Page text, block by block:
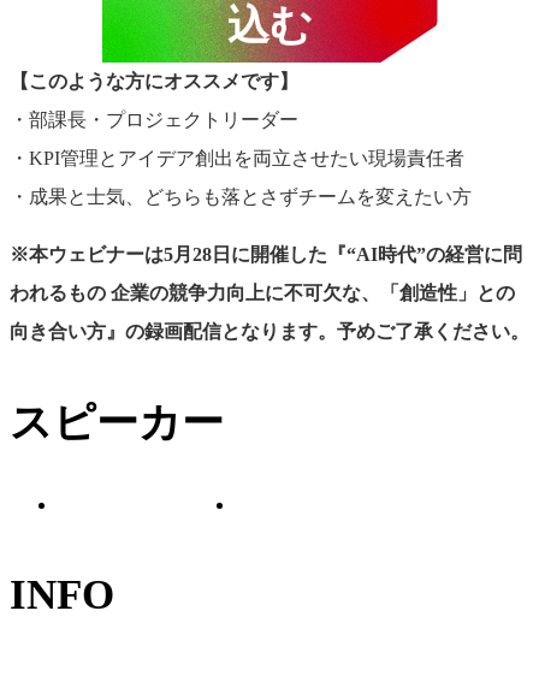
込む
【このような方にオススメです】
・部課長・プロジェクトリーダー
・KPI管理とアイデア創出を両立させたい現場責任者
・成果と士気、どちらも落とさずチームを変えたい方
※本ウェビナーは5月28日に開催した『“AI時代”の経営に問
われるもの 企業の競争力向上に不可欠な、「創造性」との
向き合い方』の録画配信となります。予めご了承ください。
スピーカー
小山 元
アビームコンサルテ
ィング株式会社／
児玉 秀明
INFO